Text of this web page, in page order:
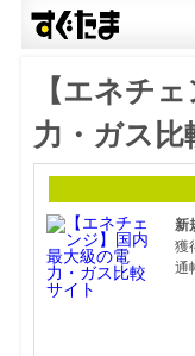
【エネチ
力・ガス比
新
獲
通